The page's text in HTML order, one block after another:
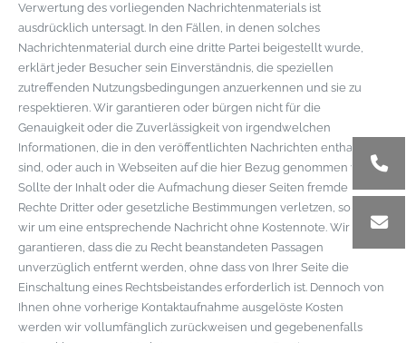
Verwertung des vorliegenden Nachrichtenmaterials ist
ausdrücklich untersagt. In den Fällen, in denen solches
Nachrichtenmaterial durch eine dritte Partei beigestellt wurde,
erklärt jeder Besucher sein Einverständnis, die speziellen
zutreffenden Nutzungsbedingungen anzuerkennen und sie zu
respektieren. Wir garantieren oder bürgen nicht für die
Genauigkeit oder die Zuverlässigkeit von irgendwelchen
Informationen, die in den veröffentlichten Nachrichten enthalten
sind, oder auch in Webseiten auf die hier Bezug genommen wird.
Sollte der Inhalt oder die Aufmachung dieser Seiten fremde
Rechte Dritter oder gesetzliche Bestimmungen verletzen, so bitten
wir um eine entsprechende Nachricht ohne Kostennote. Wir
garantieren, dass die zu Recht beanstandeten Passagen
unverzüglich entfernt werden, ohne dass von Ihrer Seite die
Einschaltung eines Rechtsbeistandes erforderlich ist. Dennoch von
Ihnen ohne vorherige Kontaktaufnahme ausgelöste Kosten
werden wir vollumfänglich zurückweisen und gegebenenfalls